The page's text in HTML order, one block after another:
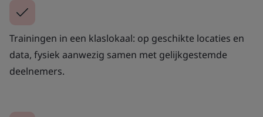
Trainingen in een klaslokaal: op geschikte locaties en
data, fysiek aanwezig samen met gelijkgestemde
deelnemers.